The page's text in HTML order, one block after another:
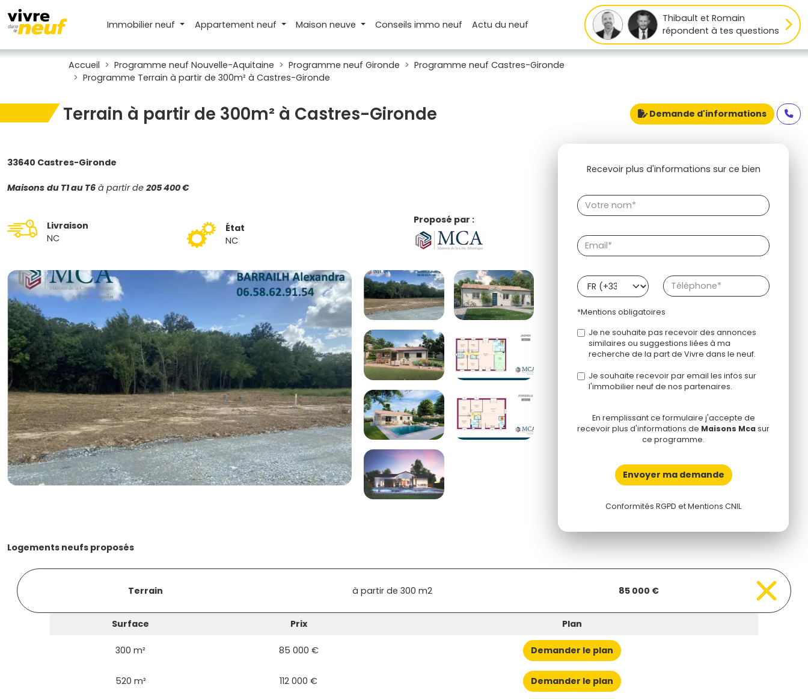
Immobilier neuf Appartement neuf Maison neuve Conseilsimmo neuf Actudu neuf
Thibault et Romain
répondent à tes questions
Accueil Programme neuf Nouvelle-Aquitaine Programme neuf Gironde
Programme neuf Castres-Gironde
Programme Terrain à partir de 300m² à Castres-Gironde
Terrain à partir de 300m² à Castres-Gironde Demande d'informations
33640 Castres-Gironde
Maisons du T1 au T6 à partir de 205 400 €
Livraison
NC
État
NC
Proposé par :
Recevoir plus d'informations sur ce bien
*Mentions obligatoires
Je ne souhaite pas recevoir des annonces
similaires ou suggestions liées à ma
recherche de la part de Vivre dans le neuf.
Je souhaite recevoir par email les infos sur
l'immobilier neuf de nos partenaires.
En remplissant ce formulaire j'accepte de
recevoir plus d'informations de Maisons Mcasur
ce programme.
Envoyer ma demande
Conformités RGPD et Mentions CNIL
Logements neufs proposés
Terrain à partir de 300 m2 85 000 €
Surface Prix Plan
300 m² 85 000 € Demander le plan
520 m² 112 000 € Demander le plan